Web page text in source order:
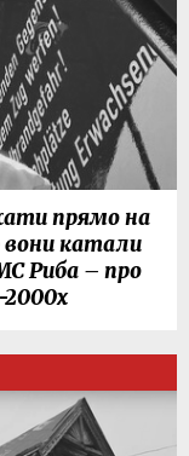
прямо на
вони катали
Риба – про
2000х